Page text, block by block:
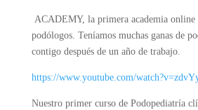
ACADEMY, la primera academia online
podólogos. Teníamos muchas ganas de
contigo después de un año de trabajo.
https://www.youtube.com/
Nuestro primer curso de Podopediatría